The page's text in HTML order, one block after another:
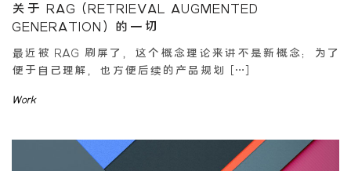
关于 RAG (RETRIEVAL AUGMENTED
GENERATION) 的一切
最近被 RAG 刷屏了，这个概念理论来讲不是新概念；为了
便于自己理解，也方便后续的产品规划 […]
Work